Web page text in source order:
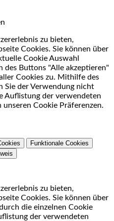
zu bieten,
Cookies. Sie können über
Cookie Auswahl
des Buttons "Alle akzeptieren"
Cookies zu. Mithilfe des
Sie der Verwendung nicht
Auflistung der verwendeten
Cookie Präferenzen.
Funktionale Cookies
zu bieten,
Cookies. Sie können über
die einzelnen Cookie
der verwendeten